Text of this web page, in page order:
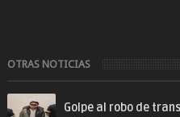
OTRAS NOTICIAS
Golpe al robo de